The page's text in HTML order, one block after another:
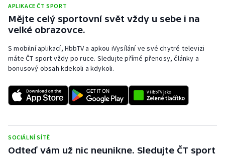
Ragby
Rychlobruslení
Rychlostní kanoistika
Short track
Stolní tenis
APLIKACE ČT SPORT
Mějte celý sportovní svět vždy u sebe i na
velké obrazovce.
S mobilní aplikací, HbbTV a apkou iVysílání ve své chytré televizi
máte ČT sport vždy po ruce. Sledujte přímé přenosy, články a
bonusový obsah kdekoli a kdykoli.
SOCIÁLNÍ SÍTĚ
Odteď vám už nic neunikne. Sledujte ČT sport